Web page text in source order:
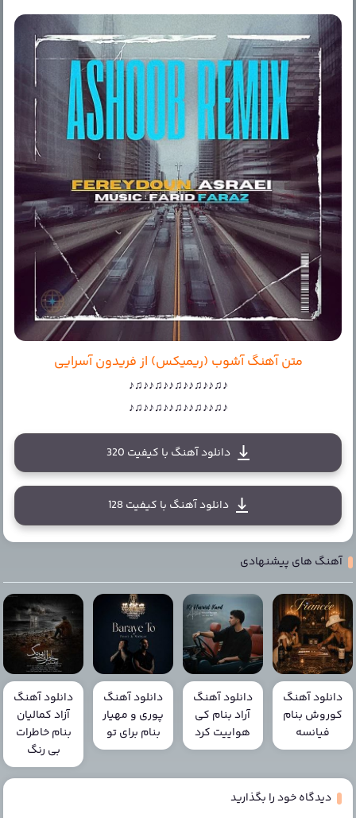
متن آهنگ آشوب (ریمیکس) از فریدون آسرایی
♪♫♪♪♫♪♪♫♪♪♫♪♪♫♪
♪♫♪♪♫♪♪♫♪♪♫♪♪♫♪
دانلود آهنگ با کیفیت 320
دانلود آهنگ با کیفیت 128
آهنگ های پیشنهادی
دانلود آهنگ
کوروش بنام
فیانسه
دانلود آهنگ
آراد بنام کی
هواییت کرد
دانلود آهنگ
پوری و مهیار
بنام برای تو
دانلود آهنگ
آزاد کمالیان
بنام خاطرات
بی رنگ
دیدگاه خود را بگذارید